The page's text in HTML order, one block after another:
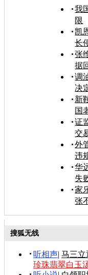
我
限
凯
长
张
据
调
决
新
国
证
交
外
违
华
失
家
张
搜狐无线
听相声| 马三立
珍珠翡翠白玉